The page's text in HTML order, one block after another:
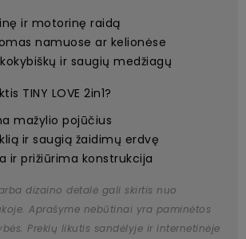
ir motorinę raidą
namuose ar kelionėse
ir saugių medžiagų
TINY LOVE 2in1?
mažylio pojūčius
ir saugią žaidimų erdvę
ir prižiūrima konstrukcija
dizaino detalė gali skirtis nuo
Aprašyme nebūtinai yra paminėtos
Prekių likutis sandėlyje ir internetinėje